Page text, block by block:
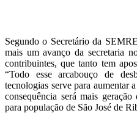
Segundo o Secretário da
mais um avanço da secretaria
contribuintes, que tanto tem
“Todo esse arcabouço de
tecnologias serve para aumentar
consequência será mais
para população de São José de